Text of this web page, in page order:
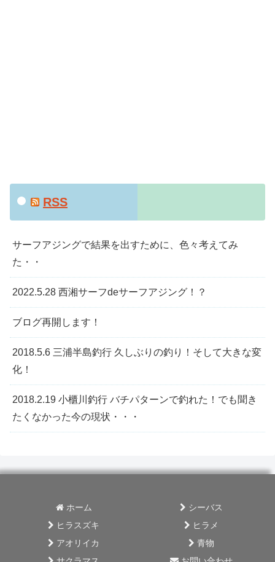
RSS
サーフアジングで結果を出すために、色々考えてみ
た・・
2022.5.28 西湘サーフdeサーフアジング！？
ブログ再開します！
2018.5.6 三浦半島釣行 久しぶりの釣り！そして大きな変
化！
2018.2.19 小櫃川釣行 バチパターンで釣れた！でも聞き
たくなかった今の現状・・・
ホーム
シーバス
ヒラスズキ
ヒラメ
アオリイカ
青物